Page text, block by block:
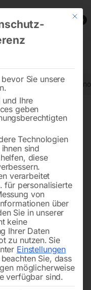
0
Mit
Sie unsere
und Ihre
geben
Technologien
sind
diese
verarbeitet
für personalisierte
von
über
Sie in unserer
keine
Ihrer Daten
zu nutzen. Sie
Einstellungen
Sie, dass
möglicherweise
verfügbar sind.